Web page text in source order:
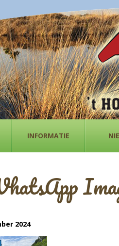
INFORMATIE
2024